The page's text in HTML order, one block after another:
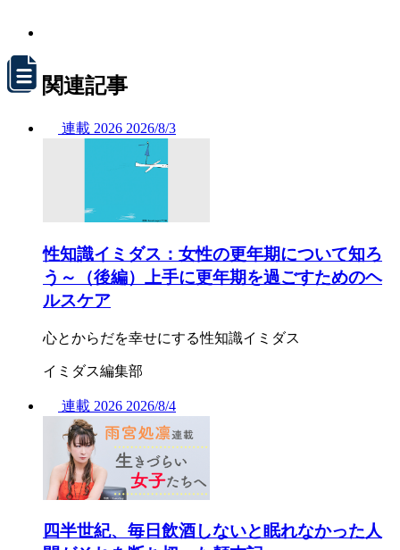
関連記事
連載 2026 2026/8/3
性知識イミダス：女性の更年期について知ろ
う～（後編）上手に更年期を過ごすためのヘ
ルスケア
心とからだを幸せにする性知識イミダス
イミダス編集部
連載 2026 2026/8/4
四半世紀、毎日飲酒しないと眠れなかった人